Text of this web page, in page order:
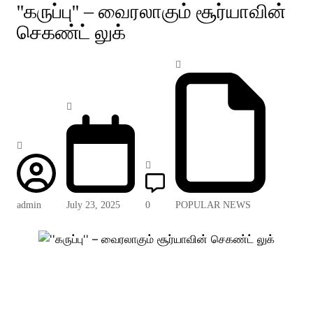
''கருப்பு'' – வைரலாகும் சூர்யாவின்
செகண்ட் லுக்
admin July 23, 2025 0 POPULAR NEWS